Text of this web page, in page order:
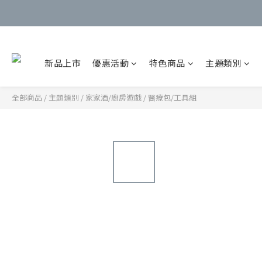
新品上市 優惠活動 特色商品 主題類別
全部商品 / 主題類別 / 家家酒/廚房遊戲 / 醫療包/工具組